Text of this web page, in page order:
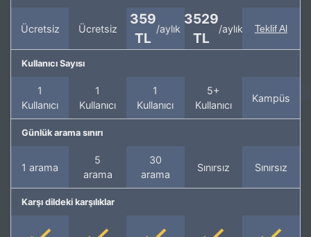
Ücretsiz Ücretsiz
359
TL
/aylık
3529
TL
/aylık Teklif Al
Kullanıcı Sayısı
1
Kullanıcı
1
Kullanıcı
1
Kullanıcı
5+
Kullanıcı
Kampüs
Günlük arama sınırı
1 arama
5
arama
30
arama
Sınırsız Sınırsız
Karşı dildeki karşılıklar